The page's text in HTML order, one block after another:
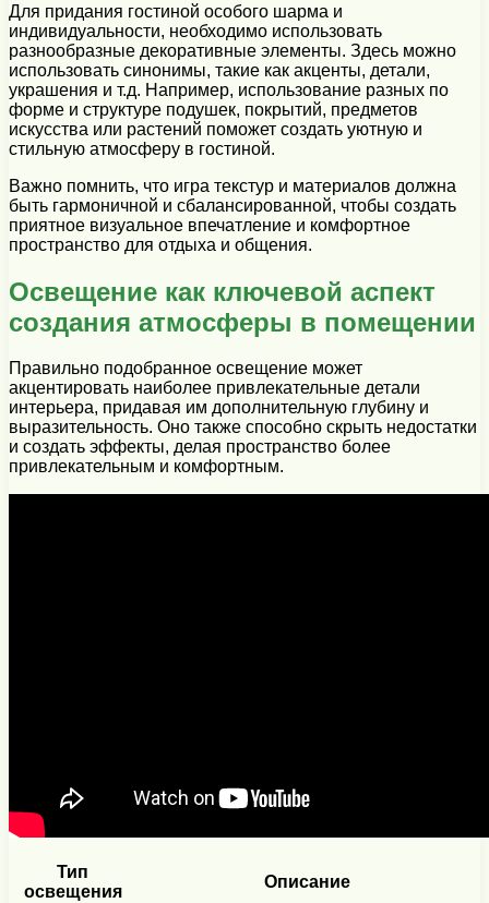
Для придания гостиной особого шарма и
индивидуальности, необходимо использовать
разнообразные декоративные элементы. Здесь можно
использовать синонимы, такие как акценты, детали,
украшения и т.д. Например, использование разных по
форме и структуре подушек, покрытий, предметов
искусства или растений поможет создать уютную и
стильную атмосферу в гостиной.
Важно помнить, что игра текстур и материалов должна
быть гармоничной и сбалансированной, чтобы создать
приятное визуальное впечатление и комфортное
пространство для отдыха и общения.
Освещение как ключевой аспект
создания атмосферы в помещении
Правильно подобранное освещение может
акцентировать наиболее привлекательные детали
интерьера, придавая им дополнительную глубину и
выразительность. Оно также способно скрыть недостатки
и создать эффекты, делая пространство более
привлекательным и комфортным.
Тип
освещения
Описание